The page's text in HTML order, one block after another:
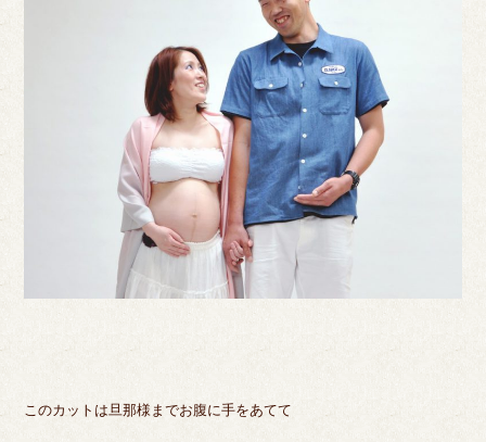
このカットは旦那様までお腹に手をあてて